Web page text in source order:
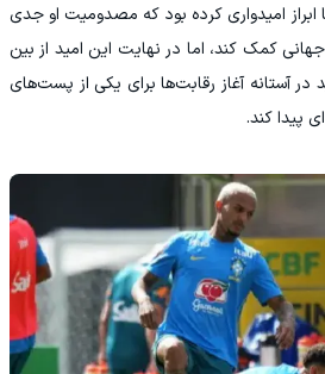
ابراز امیدواری کرده بود که مصدومیت او جدی
کمک کند، اما در نهایت این امید از بین
در آستانه آغاز رقابت‌ها برای یکی از پست‌های
پیدا کند.